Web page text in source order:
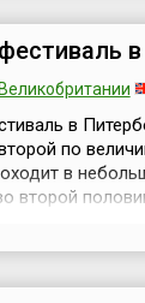
в
по
в
второй